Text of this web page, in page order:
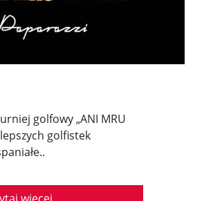
golfowy „ANI MRU
golfistek